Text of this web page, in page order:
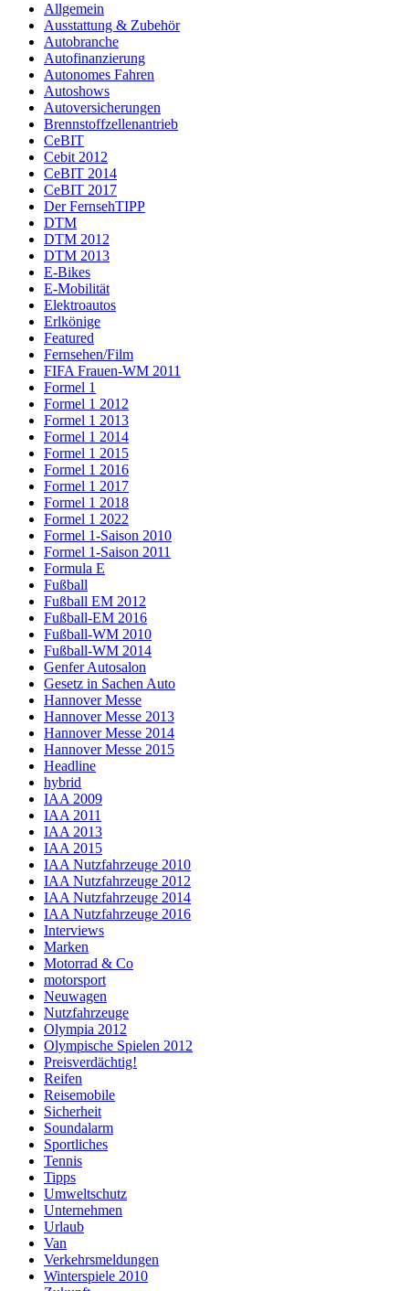
Allgemein
Ausstattung & Zubehör
Autobranche
Autofinanzierung
Autonomes Fahren
Autoshows
Autoversicherungen
Brennstoffzellenantrieb
CeBIT
Cebit 2012
CeBIT 2014
CeBIT 2017
Der FernsehTIPP
DTM
DTM 2012
DTM 2013
E-Bikes
E-Mobilität
Elektroautos
Erlkönige
Featured
Fernsehen/Film
FIFA Frauen-WM 2011
Formel 1
Formel 1 2012
Formel 1 2013
Formel 1 2014
Formel 1 2015
Formel 1 2016
Formel 1 2017
Formel 1 2018
Formel 1 2022
Formel 1-Saison 2010
Formel 1-Saison 2011
Formula E
Fußball
Fußball EM 2012
Fußball-EM 2016
Fußball-WM 2010
Fußball-WM 2014
Genfer Autosalon
Gesetz in Sachen Auto
Hannover Messe
Hannover Messe 2013
Hannover Messe 2014
Hannover Messe 2015
Headline
hybrid
IAA 2009
IAA 2011
IAA 2013
IAA 2015
IAA Nutzfahrzeuge 2010
IAA Nutzfahrzeuge 2012
IAA Nutzfahrzeuge 2014
IAA Nutzfahrzeuge 2016
Interviews
Marken
Motorrad & Co
motorsport
Neuwagen
Nutzfahrzeuge
Olympia 2012
Olympische Spielen 2012
Preisverdächtig!
Reifen
Reisemobile
Sicherheit
Soundalarm
Sportliches
Tennis
Tipps
Umweltschutz
Unternehmen
Urlaub
Van
Verkehrsmeldungen
Winterspiele 2010